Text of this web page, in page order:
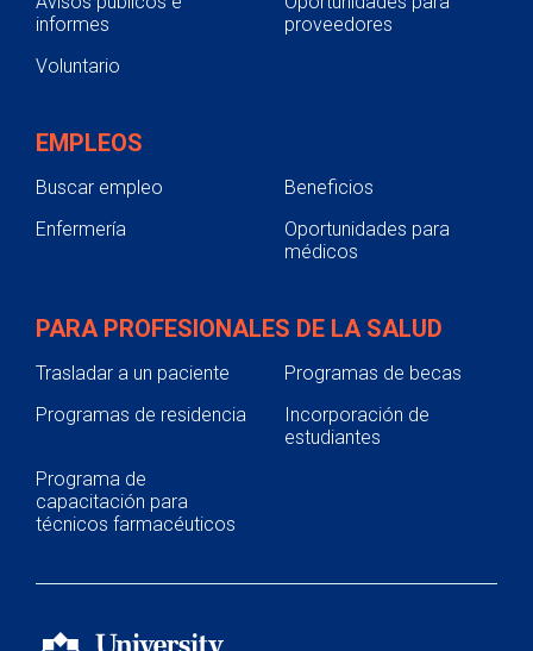
informes
proveedores
Voluntario
EMPLEOS
Buscar empleo
Beneficios
Enfermería
Oportunidades para
médicos
PARA PROFESIONALES DE LA SALUD
Trasladar a un paciente
Programas de becas
Programas de residencia
Incorporación de
estudiantes
Programa de
capacitación para
técnicos farmacéuticos